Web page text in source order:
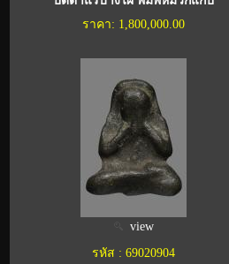
ราคา: 1,800,000.00
view
รหัส : 69020904